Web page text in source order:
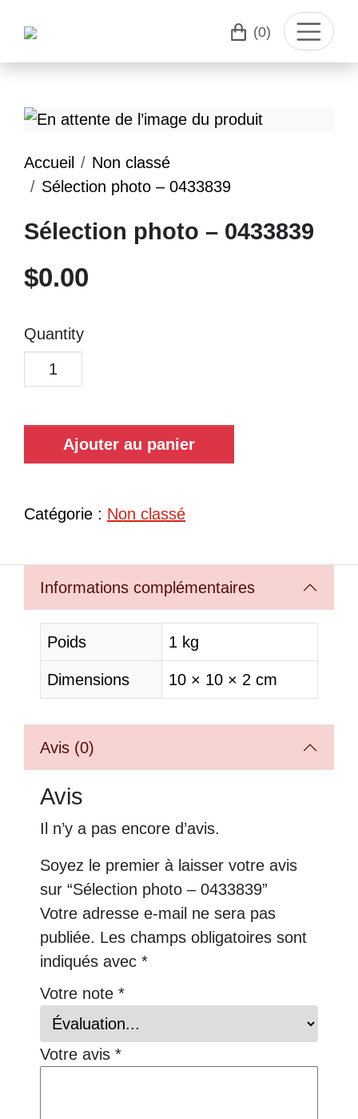
(0)
Accueil
Non classé
Sélection photo – 0433839
Sélection photo – 0433839
$0.00
Quantity
Ajouter au panier
Catégorie : Non classé
Informations complémentaires
Poids 1 kg
Dimensions 10 × 10 × 2 cm
Avis (0)
Avis
Il n’y a pas encore d’avis.
Soyez le premier à laisser votre avis
sur “Sélection photo – 0433839”
Votre adresse e-mail ne sera pas
publiée. Les champs obligatoires sont
indiqués avec *
Votre note *
Votre avis *